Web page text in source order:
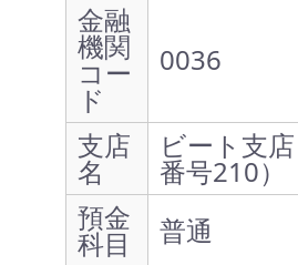
金融
機関
コー
ド
0036
支店
名
ビート支
番号210）
預金
科目
普通